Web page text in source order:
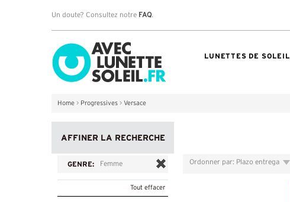
Un doute? Consultez notre FAQ.
LUNETTES DE SOLEIL
Home > Progressives > Versace
AFFINER LA RECHERCHE
GENRE: Femme
Tout effacer
Ordonner par: Plazo entrega